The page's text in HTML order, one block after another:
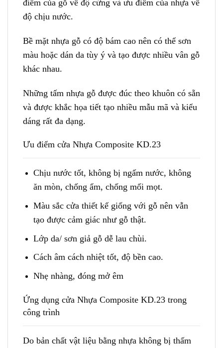
điểm của gỗ về độ cứng và ưu điểm của nhựa về
độ chịu nước.
Bề mặt nhựa gỗ có độ bám cao nên có thể sơn
màu hoặc dán da tùy ý và tạo được nhiều vân gỗ
khác nhau.
Những tấm nhựa gỗ được đúc theo khuôn có sẵn
và được khắc họa tiết tạo nhiều mẫu mã và kiểu
dáng rất đa dạng.
Ưu điểm cửa Nhựa Composite KD.23
Chịu nước tốt, không bị ngấm nước, không
ăn mòn, chống ẩm, chống mối mọt.
Màu sắc cửa thiết kế giống với gỗ nên vẫn
tạo được cảm giác như gỗ thật.
Lớp da/ sơn giả gỗ dễ lau chùi.
Cách âm cách nhiệt tốt, độ bền cao.
Nhẹ nhàng, đóng mở êm
Ứng dụng cửa Nhựa Composite KD.23 trong
công trình
Do bản chất vật liệu bằng nhựa không bị thấm